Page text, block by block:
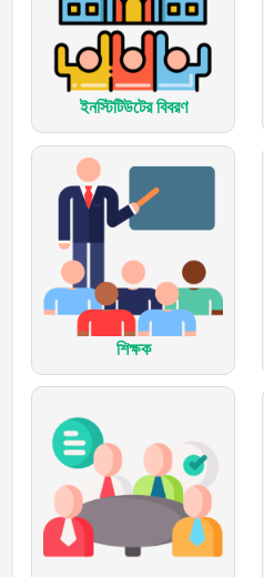
ইনস্টিটিউটের বিবরণ
শিক্ষক